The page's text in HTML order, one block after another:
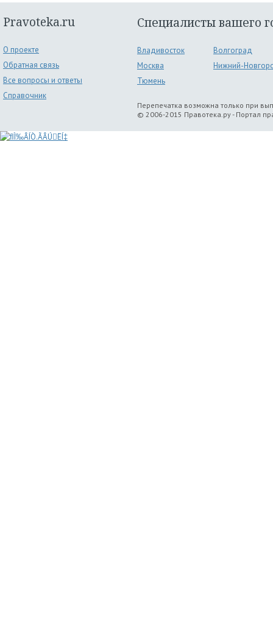
Pravoteka.ru
О проекте
Обратная связь
Все вопросы и ответы
Справочник
Специалисты вашего
Владивосток
Волгоград
Москва
Нижний-
Тюмень
Перепечатка возможна только при
© 2006-2015 Правотека.ру - Портал